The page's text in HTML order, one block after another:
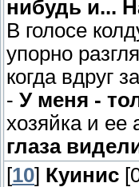
нибудь и...
В голосе
упорно
когда вдруг
- У меня -
хозяйка и ее
глаза
[10] Куинис